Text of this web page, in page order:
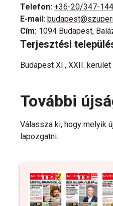
Telefon: +36-20/347-
E-mail:
Cím: 1094 Budapest,
Terjesztési
Budapest XI., XXII. kerület
További
Válassza ki, hogy melyik
lapozgatni.